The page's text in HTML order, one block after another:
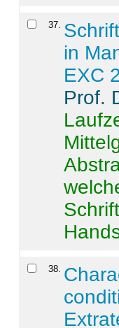
37.
in
EXC
Prof.
38.